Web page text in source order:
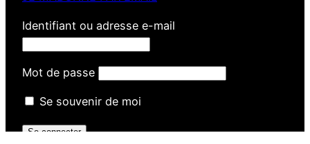
Identifiant ou adresse e-mail
Mot de passe
Se souvenir de moi